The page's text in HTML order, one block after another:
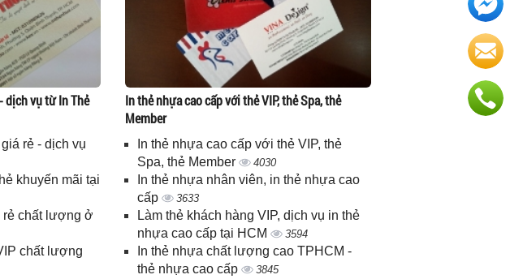
dịch vụ từ In Thẻ
rẻ - dịch vụ
khuyến mãi tại
rẻ chất lượng ở
chất lượng
In thẻ nhựa cao cấp với thẻ VIP, thẻ Spa, thẻ
Member
In thẻ nhựa cao cấp với thẻ VIP, thẻ
Spa, thẻ Member
4030
In thẻ nhựa nhân viên, in thẻ nhựa cao
cấp
3633
Làm thẻ khách hàng VIP, dịch vụ in thẻ
nhựa cao cấp tại HCM
3594
In thẻ nhựa chất lượng cao TPHCM -
thẻ nhựa cao cấp
3845